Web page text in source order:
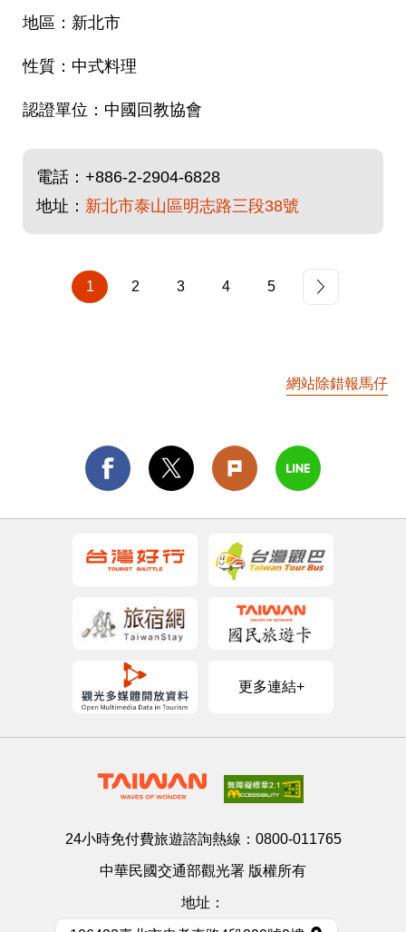
新北市
中式料理
中國回教協會
電話： +886-2-2904-6828
地址： 新北市泰山區明志路三段38號
1 2 3 4 5
網站除錯報馬仔
更多連結+
24小時免付費旅遊諮詢熱線： 0800-011765
中華民國交通部觀光署 版權所有
地址：